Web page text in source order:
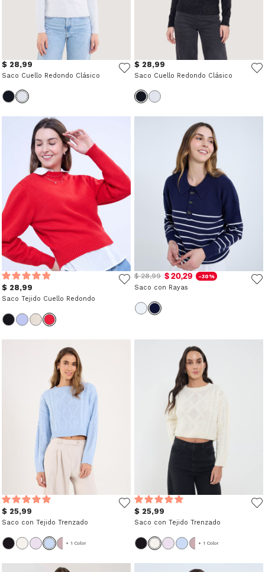
$ 28,99
Saco Cuello Redondo Clásico
$ 28,99
Saco Cuello Redondo Clásico
$ 28,99
Saco Tejido Cuello Redondo
$ 28,99 $ 20,29 -30%
Saco con Rayas
$ 25,99
Saco con Tejido Trenzado
+ 1 Color
$ 25,99
Saco con Tejido Trenzado
+ 1 Color